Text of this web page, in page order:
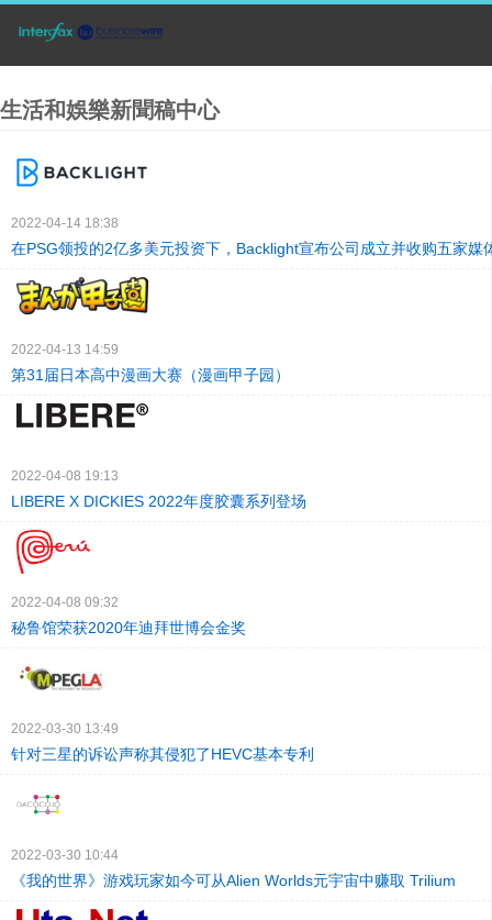
生活和娛樂新聞稿中心
2022-04-14 18:38
在PSG领投的2亿多美元投资下，Backlight宣布公司成立并收购五家媒
2022-04-13 14:59
第31届日本高中漫画大赛（漫画甲子园）
2022-04-08 19:13
LIBERE X DICKIES 2022年度胶囊系列登场
2022-04-08 09:32
秘鲁馆荣获2020年迪拜世博会金奖
2022-03-30 13:49
针对三星的诉讼声称其侵犯了HEVC基本专利
2022-03-30 10:44
《我的世界》游戏玩家如今可从Alien Worlds元宇宙中赚取 Trilium